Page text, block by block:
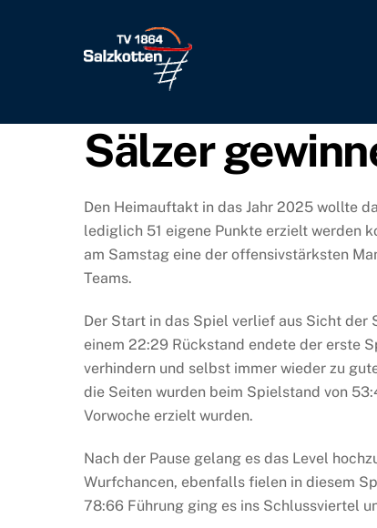
Sälzer
Den Heimauftakt in das Jahr 2025 wollte
lediglich 51 eigene Punkte erzielt werden
am Samstag eine der offensivstärksten
Teams.
Der Start in das Spiel verlief aus Sicht
einem 22:29 Rückstand endete der erste
verhindern und selbst immer wieder zu
die Seiten wurden beim Spielstand von
Vorwoche erzielt wurden.
Nach der Pause gelang es das Level
Wurfchancen, ebenfalls fielen in diesem
78:66 Führung ging es ins Schlussviertel